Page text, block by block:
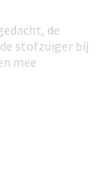
de
stofzuiger bij
mee